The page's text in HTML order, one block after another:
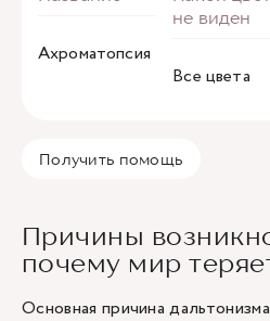
Ахроматопсия
Все цвета
Получить помощь
Причины
почему мир
Основная причина